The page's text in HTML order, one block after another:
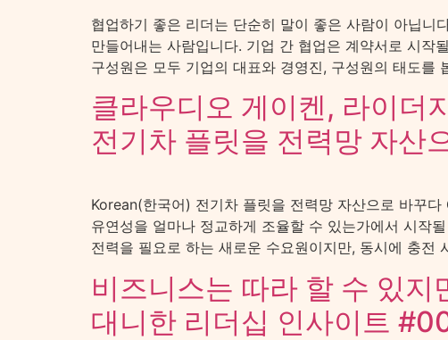
협업하기 좋은 리더는 단순히 말이 좋은 사람이 아닙니
만들어내는 사람입니다. 기업 간 협업은 계약서로 시작
구성원은 모두 기업의 대표와 경영진, 구성원의 태도
클라우디오 게이켄, 라이더
전기차 플릿을 전력망 자산
Korean(한국어) 전기차 플릿을 전력망 자산으로 바꾸
유연성을 얼마나 정교하게 조율할 수 있는가에서 시작
전력을 필요로 하는 새로운 수요원이지만, 동시에 충
비즈니스는 따라 할 수 있
대니한 리더십 인사이트